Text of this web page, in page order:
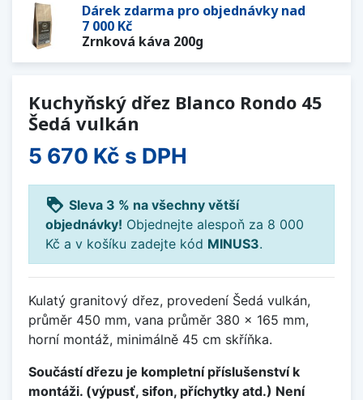
Dárek zdarma pro objednávky nad
7 000 Kč
Zrnková káva 200g
Kuchyňský dřez Blanco Rondo 45
Šedá vulkán
5 670 Kč s DPH
loyalty Sleva 3 % na všechny větší
objednávky! Objednejte alespoň za 8 000
Kč a v košíku zadejte kód MINUS3.
Kulatý granitový dřez, provedení Šedá vulkán,
průměr 450 mm, vana průměr 380 x 165 mm,
horní montáž, minimálně 45 cm skříňka.
Součástí dřezu je kompletní příslušenství k
montáži. (výpusť, sifon, příchytky atd.) Není